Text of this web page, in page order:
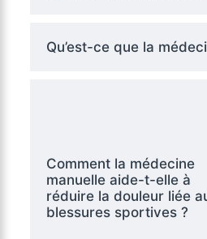
Qu’est-ce que la
Comment la médecine
manuelle aide-t-elle à
réduire la douleur liée
blessures sportives ?